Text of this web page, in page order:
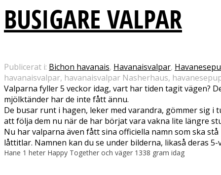
BUSIGARE VALPAR
Publicerat i: Bichon havanais, Havanaisvalpar,
havanaisvalpar, havanaisvalpar Nasherhaus,
Valparna fyller 5 veckor idag, vart har tiden tagit vägen?
mjölktänder har de inte fått ännu.
De busar runt i hagen, leker med varandra, gömmer sig
att följa dem nu när de har börjat vara vakna lite längre
Nu har valparna även fått sina officiella namn som ska
låttitlar. Namnen kan du se under bilderna, likaså deras
Hane 1 heter Happy Together och väger 1338 gram idag